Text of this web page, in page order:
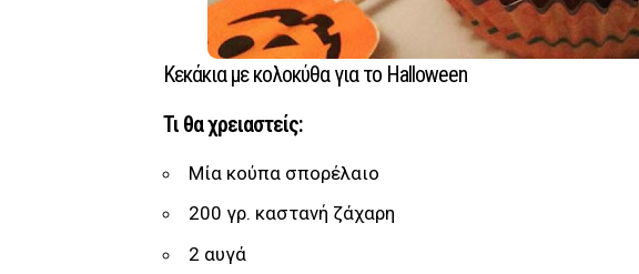
Κεκάκια με κολοκύθα για το Halloween
Τι θα χρειαστείς:
Μία κούπα σπορέλαιο
200 γρ. καστανή ζάχαρη
2 αυγά